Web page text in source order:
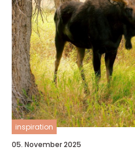
inspiration
05. November 2025